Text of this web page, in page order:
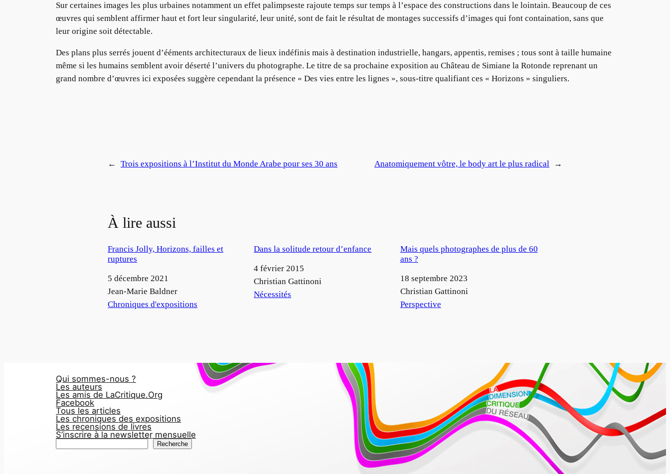
Sur certaines images les plus urbaines notamment un effet palimpseste rajoute temps sur temps à l’espace des constructions dans le lointain. Beaucoup de ces
œuvres qui semblent affirmer haut et fort leur singularité, leur unité, sont de fait le résultat de montages successifs d’images qui font containation, sans que
leur origine soit détectable.
Des plans plus serrés jouent d’ééments architecturaux de lieux indéfinis mais à destination industrielle, hangars, appentis, remises ; tous sont à taille humaine
même si les humains semblent avoir déserté l’univers du photographe. Le titre de sa prochaine exposition au Château de Simiane la Rotonde reprenant un
grand nombre d’œuvres ici exposées suggère cependant la présence « Des vies entre les lignes », sous-titre qualifiant ces « Horizons » singuliers.
← Trois expositions à l’Institut du Monde Arabe pour ses 30 ans Anatomiquement vôtre, le body art le plus radical →
À lire aussi
Francis Jolly, Horizons, failles et
ruptures
Date
5 décembre 2021
Auteur
Jean-Marie Baldner
Par rapport à
Chroniques d'expositions
Dans la solitude retour d’enfance
Date
4 février 2015
Auteur
Christian Gattinoni
Par rapport à
Nécessités
Mais quels photographes de plus de 60
ans ?
Date
18 septembre 2023
Auteur
Christian Gattinoni
Par rapport à
Perspective
Qui sommes-nous ?
Les auteurs
Les amis de LaCritique.Org
Facebook
Tous les articles
Les chroniques des expositions
Les recensions de livres
S’inscrire à la newsletter mensuelle
Recherche